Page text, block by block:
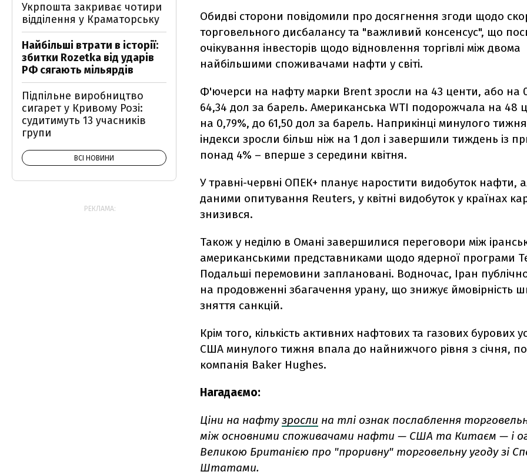
Обидві сторони повідомили про досягнення згоди щодо
торговельного дисбалансу та "важливий консенсус", що
очікування інвесторів щодо відновлення торгівлі між двома
найбільшими споживачами нафти у світі.
Ф'ючерси на нафту марки Brent зросли на 43 центи, або на
64,34 дол за барель. Американська WTI подорожчала на 48
на 0,79%, до 61,50 дол за барель. Наприкінці минулого
індекси зросли більш ніж на 1 дол і завершили тиждень із
понад 4% – вперше з середини квітня.
У травні-червні ОПЕК+ планує наростити видобуток нафти,
даними опитування Reuters, у квітні видобуток у країнах
знизився.
Також у неділю в Омані завершилися переговори між
американськими представниками щодо ядерної програми
Подальші перемовини заплановані. Водночас, Іран
на продовженні збагачення урану, що знижує ймовірність
зняття санкцій.
Крім того, кількість активних нафтових та газових бурових
США минулого тижня впала до найнижчого рівня з січня,
компанія Baker Hughes.
Нагадаємо:
Ціни на нафтузросли на тлі ознак послаблення
між основними споживачами нафти — США та Китаєм — і
Великою Британією про "проривну" торговельну угоду зі
Штатами.
Укрпошта закриває чотири
відділення у Краматорську
Найбільші втрати в історії:
збитки Rozetka від ударів
РФ сягають мільярдів
Підпільне виробництво
сигарет у Кривому Розі:
судитимуть 13 учасників
групи
ВСІ НОВИНИ
РЕКЛАМА: